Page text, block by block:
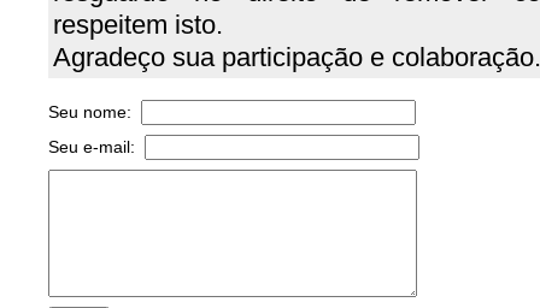
respeitem isto.
Agradeço sua participação e colaboração.
Seu nome:
Seu e-mail: